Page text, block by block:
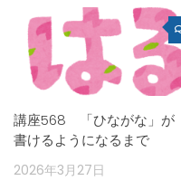
講座568 「ひながな」が
書けるようになるまで
2026年3月27日